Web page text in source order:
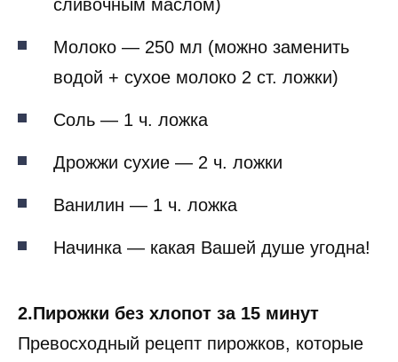
сливочным маслом)
Молоко — 250 мл (можно заменить
водой + сухое молоко 2 ст. ложки)
Соль — 1 ч. ложка
Дрожжи сухие — 2 ч. ложки
Ванилин — 1 ч. ложка
Начинка — какая Вашей душе угодна!
2.Пирожки без хлопот за 15 минут
Превосходный рецепт пирожков, которые